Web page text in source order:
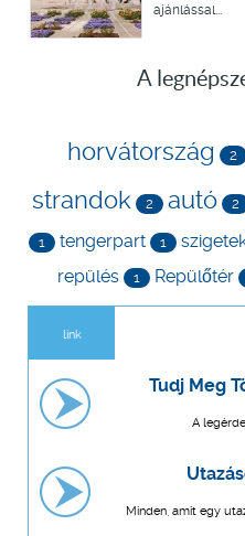
ajánlással...
A
horvátország 2
strandok 2 autó 2
1 tengerpart 1
repülés 1 Repülőtér
link
Tudj Meg
A
Minden, amit egy